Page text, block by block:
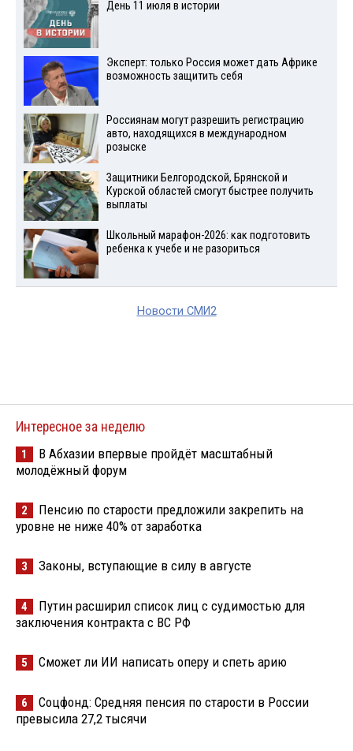
День 11 июля в истории
Эксперт: только Россия может дать Африке
возможность защитить себя
Россиянам могут разрешить регистрацию
авто, находящихся в международном
розыске
Защитники Белгородской, Брянской и
Курской областей смогут быстрее получить
выплаты
Школьный марафон-2026: как подготовить
ребенка к учебе и не разориться
Новости СМИ2
Интересное за неделю
1
В Абхазии впервые пройдёт масштабный
молодёжный форум
2
Пенсию по старости предложили закрепить на
уровне не ниже 40% от заработка
3 Законы, вступающие в силу в августе
4
Путин расширил список лиц с судимостью для
заключения контракта с ВС РФ
5 Сможет ли ИИ написать оперу и спеть арию
6
Соцфонд: Средняя пенсия по старости в России
превысила 27,2 тысячи